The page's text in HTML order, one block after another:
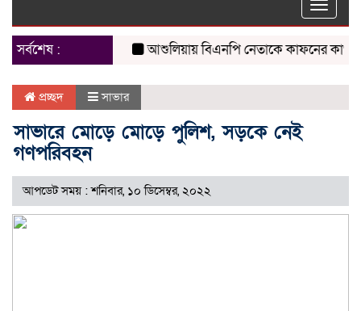
Toggle
সর্বশেষ :
আশুলিয়ায় বিএনপি নেতাকে কাফনের কাপড়
প্রচ্ছদ সাভার
সাভারে মোড়ে মোড়ে পুলিশ, সড়কে নেই
গণপরিবহন
আপডেট সময় : শনিবার, ১০ ডিসেম্বর, ২০২২